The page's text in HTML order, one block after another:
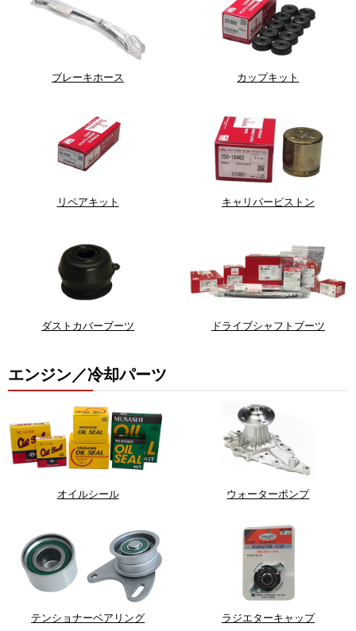
ブレーキホース カップキット
リペアキット キャリパーピストン
ダストカバーブーツ ドライブシャフトブーツ
エンジン／冷却パーツ
オイルシール ウォーターポンプ
テンショナーベアリング ラジエターキャップ